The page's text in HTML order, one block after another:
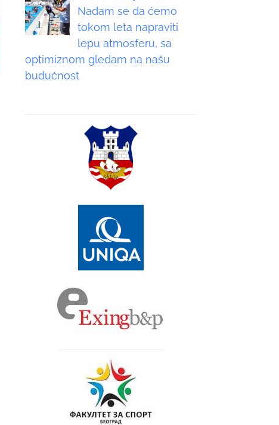
Nadam se da ćemo
tokom leta napraviti
lepu atmosferu, sa
optimiznom gledam na našu
budućnost